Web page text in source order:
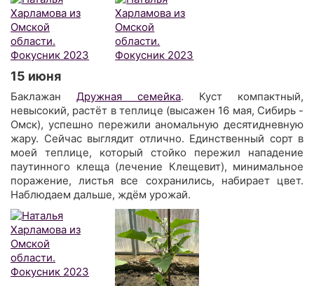
15 июня
Баклажан Дружная семейка. Куст компактный,
невысокий, растёт в теплице (высажен 16 мая, Сибирь -
Омск), успешно пережили аномальную десятидневную
жару. Сейчас выглядит отлично. Единственный сорт в
моей теплице, который стойко пережил нападение
паутинного клеща (лечение Клещевит), минимальное
поражение, листья все сохранились, набирает цвет.
Наблюдаем дальше, ждём урожай.